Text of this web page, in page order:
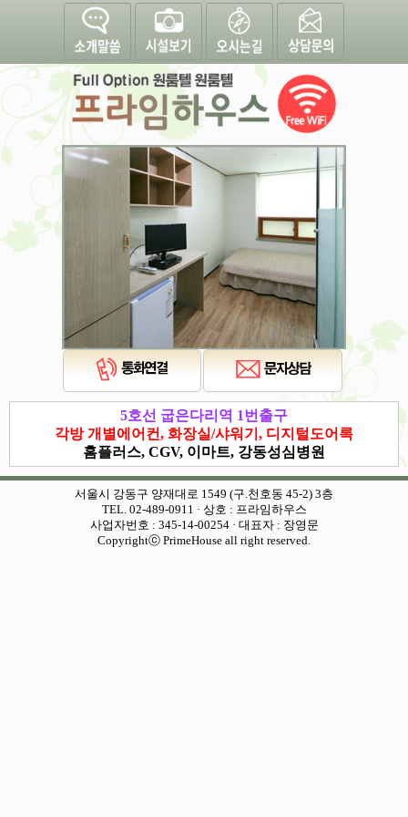
5호선 굽은다리역 1번출구
각방 개별에어컨, 화장실/샤워기, 디지털도어록
홈플러스, CGV, 이마트, 강동성심병원
서울시 강동구 양재대로 1549 (구.천호동 45-2) 3층
TEL. 02-489-0911 · 상호 : 프라임하우스
사업자번호 : 345-14-00254 · 대표자 : 장영문
Copyrightⓒ PrimeHouse all right reserved.